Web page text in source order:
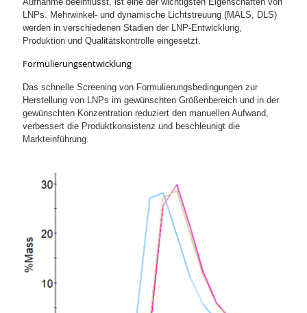
LNPs. Mehrwinkel- und dynamische Lichtstreuung (MALS, DLS)
werden in verschiedenen Stadien der LNP-Entwicklung,
Produktion und Qualitätskontrolle eingesetzt.
Formulierungsentwicklung
Das schnelle Screening von Formulierungsbedingungen zur
Herstellung von LNPs im gewünschten Größenbereich und in der
gewünschten Konzentration reduziert den manuellen Aufwand,
verbessert die Produktkonsistenz und beschleunigt die
Markteinführung.